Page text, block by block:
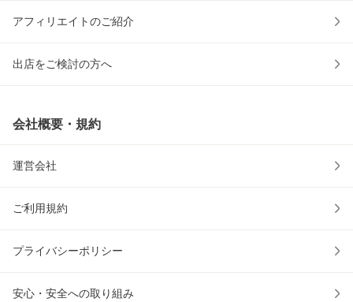
アフィリエイトのご紹介
出店をご検討の方へ
会社概要・規約
運営会社
ご利用規約
プライバシーポリシー
安心・安全への取り組み